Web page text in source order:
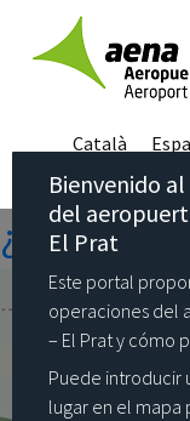
Català
Tu
Bienvenido
del
El Prat
Este portal
operaciones del
– El Prat y cómo
Puede introducir
lugar en el mapa
Category:
mi zona
Posted
on
April 14, 2021October
¿Cómo se